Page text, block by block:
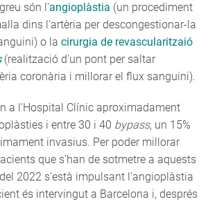
són l'angioplàstia (un procediment
dins l'artèria per descongestionar-la
o la cirurgia de revascularitzaió
(realització d'un pont per saltar
coronària i millorar el flux sanguini).
a l'Hospital Clínic aproximadament
i entre 30 i 40 bypass, un 15%
invasius. Per poder millorar
que s'han de sotmetre a aquests
2022 s'està impulsant l'angioplàstia
és intervingut a Barcelona i, després